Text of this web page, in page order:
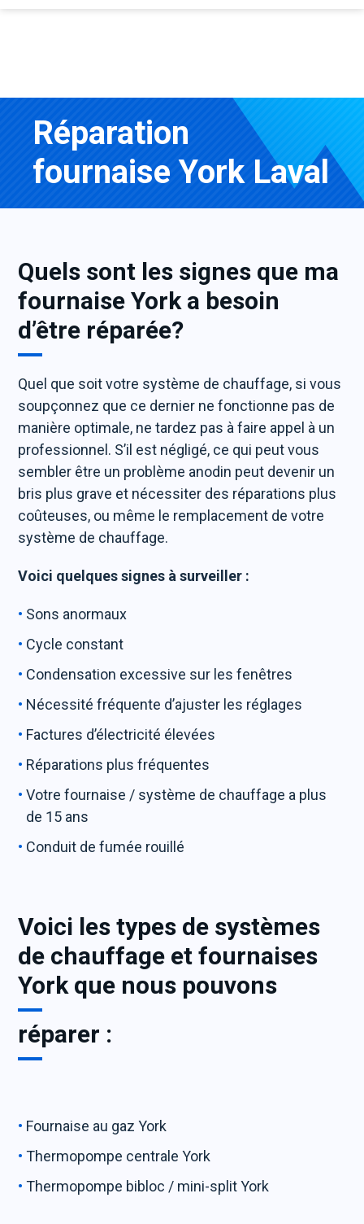
Réparation
fournaise York Laval
Quels sont les signes que ma
fournaise York a besoin
d’être réparée?
Quel que soit votre système de chauffage, si vous
soupçonnez que ce dernier ne fonctionne pas de
manière optimale, ne tardez pas à faire appel à un
professionnel. S’il est négligé, ce qui peut vous
sembler être un problème anodin peut devenir un
bris plus grave et nécessiter des réparations plus
coûteuses, ou même le remplacement de votre
système de chauffage.
Voici quelques signes à surveiller :
Sons anormaux
Cycle constant
Condensation excessive sur les fenêtres
Nécessité fréquente d’ajuster les réglages
Factures d’électricité élevées
Réparations plus fréquentes
Votre fournaise / système de chauffage a plus
de 15 ans
Conduit de fumée rouillé
Voici les types de systèmes
de chauffage et fournaises
York que nous pouvons
réparer :
Fournaise au gaz York
Thermopompe centrale York
Thermopompe bibloc / mini-split York